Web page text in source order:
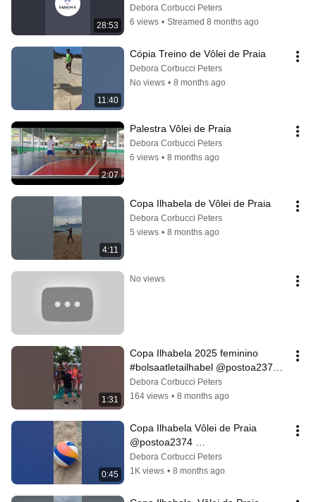
28:53
Debora Corbucci Peters
6 views • Streamed 8 months ago
11:40
Debora Corbucci Peters
No views • 8 months ago
2:07
Debora Corbucci Peters
6 views • 8 months ago
4:11
Debora Corbucci Peters
5 views • 8 months ago
No views
1:31
Copa Ilhabela 2025 feminino
#bolsaatletailhabel @postoa2374
@PrefeituradeIlhabelaOficial
Debora Corbucci Peters
164 views • 8 months ago
0:45
Copa Ilhabela Vôlei de Praia
@postoa2374
@PrefeituradeIlhabelaOficial
@gr8fitacademia
Debora Corbucci Peters
1K views • 8 months ago